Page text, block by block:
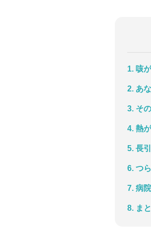
1. 咳
2. あ
3. そ
4. 熱
5. 長
6. つ
7. 病
8. ま